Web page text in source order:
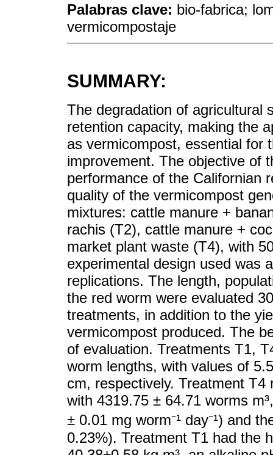
Palabras clave: bio-fabrica;
vermicompostaje
SUMMARY:
The degradation of agricultural
retention capacity, making the
as vermicompost, essential for
improvement. The objective of
performance of the Californian
quality of the vermicompost
mixtures: cattle manure +
rachis (T2), cattle manure +
market plant waste (T4), with
experimental design used was
replications. The length,
the red worm were evaluated
treatments, in addition to the
vermicompost produced. The
of evaluation. Treatments T1,
worm lengths, with values of
cm, respectively. Treatment T4
with 4319.75 ± 64.71 worms
± 0.01 mg worm⁻¹ day⁻¹) and
0.23%). Treatment T1 had the